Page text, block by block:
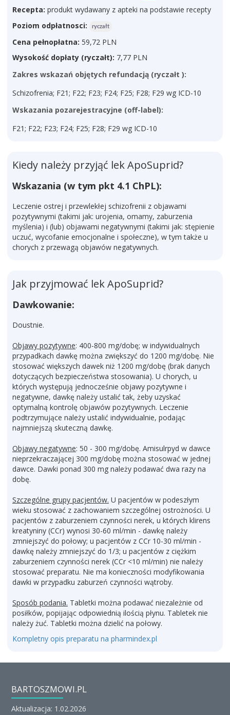
Recepta: produkt wydawany z apteki na podstawie recepty
Poziom odpłatnosci:
ryczałt
Cena pełnopłatna: 59,72 PLN
Wysokość dopłaty (ryczałt): 7,77 PLN
Zakres wskazań objętych refundacją (ryczałt ):
Schizofrenia; F21; F22; F23; F24; F25; F28; F29 wg ICD-10
Wskazania pozarejestracyjne (off-label):
F21; F22; F23; F24; F25; F28; F29 wg ICD-10
Kiedy należy przyjąć lek ApoSuprid?
Wskazania (w tym pkt 4.1 ChPL):
Leczenie ostrej i przewlekłej schizofrenii z objawami
pozytywnymi (takimi jak: urojenia, omamy, zaburzenia
myślenia) i (lub) objawami negatywnymi (takimi jak: stępienie
uczuć, wycofanie emocjonalne i społeczne), w tym także u
chorych z przewagą objawów negatywnych.
Jak przyjmować lek ApoSuprid?
Dawkowanie:
Doustnie.
Objawy pozytywne: 400-800 mg/dobę; w indywidualnych
przypadkach dawkę można zwiększyć do 1200 mg/dobę. Nie
stosować większych dawek niż 1200 mg/dobę (brak danych
dotyczących bezpieczeństwa stosowania). U chorych, u
których występują jednocześnie objawy pozytywne i
negatywne, dawkę należy ustalić tak, żeby uzyskać
optymalną kontrolę objawów pozytywnych. Leczenie
podtrzymujące należy ustalić indywidualnie, podając
najmniejszą skuteczną dawkę.
Objawy negatywne: 50 - 300 mg/dobę. Amisulrpyd w dawce
nieprzekraczającej 300 mg/dobę można stosować w jednej
dawce. Dawki ponad 300 mg należy podawać dwa razy na
dobę.
Szczególne grupy pacjentów. U pacjentów w podeszłym
wieku stosować z zachowaniem szczególnej ostrożności. U
pacjentów z zaburzeniem czynności nerek, u których klirens
kreatyniny (CCr) wynosi 30-60 ml/min - dawkę należy
zmniejszyć do połowy; u pacjentów z CCr 10-30 ml/min -
dawkę należy zmniejszyć do 1/3; u pacjentów z ciężkim
zaburzeniem czynności nerek (CCr <10 ml/min) nie należy
stosować preparatu. Nie ma konieczności modyfikowania
dawki w przypadku zaburzeń czynności wątroby.
Sposób podania. Tabletki można podawać niezależnie od
posiłków, popijając odpowiednią ilością płynu. Tabletek nie
należy żuć. Tabletki można dzielić na połowy.
Kompletny opis preparatu na pharmindex.pl
BARTOSZMOWI.PL
Aktualizacja: 1.02.2026